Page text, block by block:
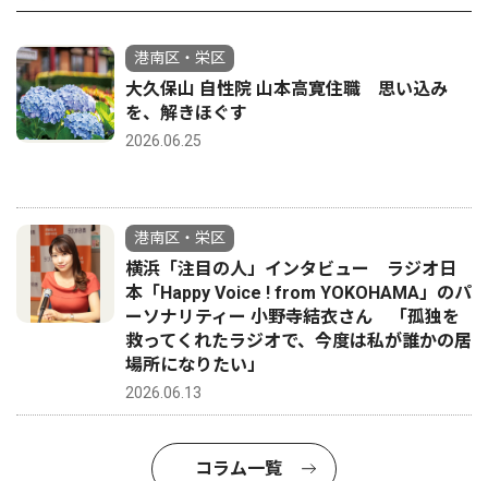
港南区・栄区
大久保山 自性院 山本高寛住職 思い込み
を、解きほぐす
2026.06.25
港南区・栄区
横浜「注目の人」インタビュー ラジオ日
本「Happy Voice ! from YOKOHAMA」のパ
ーソナリティー 小野寺結衣さん 「孤独を
救ってくれたラジオで、今度は私が誰かの居
場所になりたい」
2026.06.13
コラム一覧